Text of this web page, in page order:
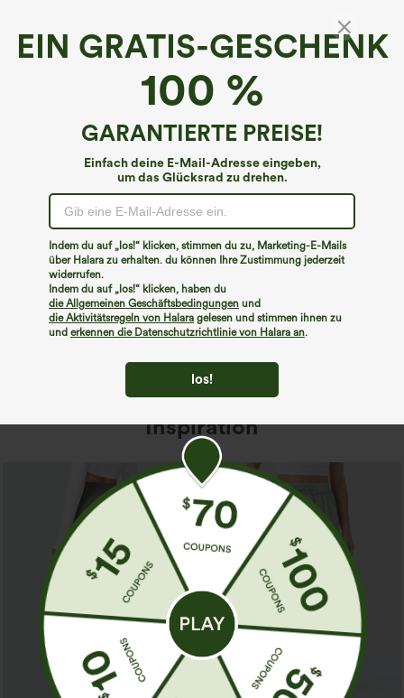
EIN GRATIS-GESCHENK
100 %
GARANTIERTE PREISE!
Einfach deine E-Mail-Adresse eingeben,
um das Glücksrad zu drehen.
Indem du auf „los!“ klicken, stimmen du zu, Marketing-E-Mails
über Halara zu erhalten. du können Ihre Zustimmung jederzeit
widerrufen.
Indem du auf „los!“ klicken, haben du
die Allgemeinen Geschäftsbedingungen und
die Aktivitätsregeln von Halara gelesen und stimmen ihnen zu
und erkennen die Datenschutzrichtlinie von Halara an.
los!
Hoppla!
Wir können die von Ihnen gesuchte Seite nicht
finden.
Mehr einkaufen
Inspiration